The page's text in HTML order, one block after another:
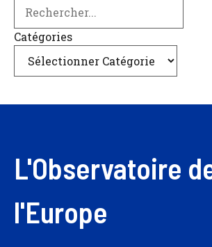
Catégories
L'Observatoire
l'Europe